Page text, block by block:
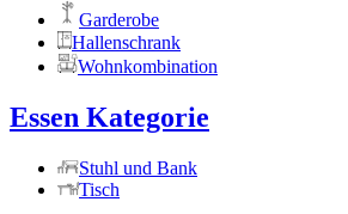
Garderobe
Hallenschrank
Wohnkombination
Essen Kategorie
Stuhl und Bank
Tisch